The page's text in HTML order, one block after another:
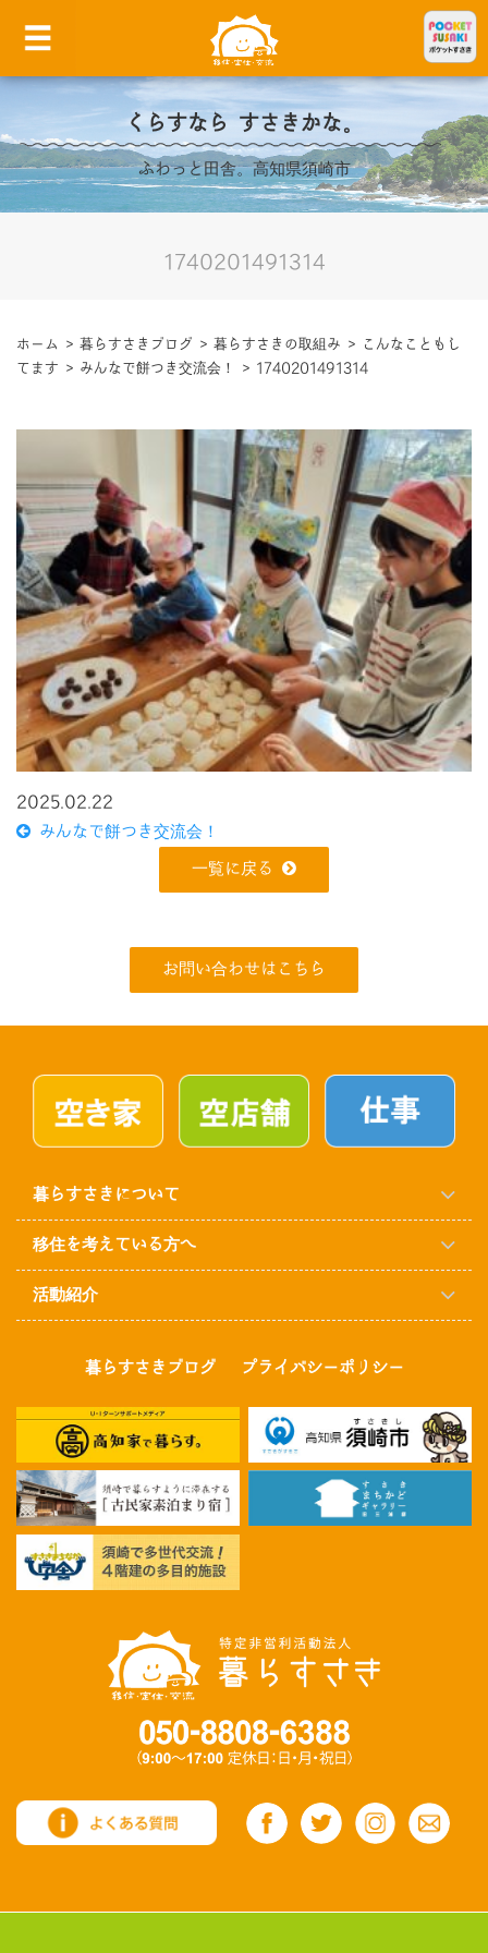
くらすなら すさきかな。
ふわっと田舎。高知県須崎市
1740201491314
ホーム > 暮らすさきブログ > 暮らすさきの取組み >
こんなこともし
てます > みんなで餅つき交流会！ > 1740201491314
2025.02.22
みんなで餅つき交流会！
一覧に戻る
お問い合わせはこちら
暮らすさきについて
移住を考えている方へ
活動紹介
暮らすさきブログ プライバシーポリシー